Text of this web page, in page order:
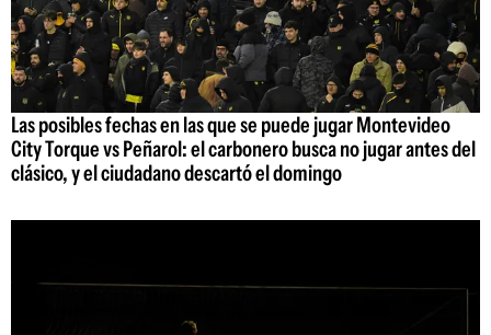
Las posibles fechas en las que se puede jugar Montevideo
City Torque vs Peñarol: el carbonero busca no jugar antes del
clásico, y el ciudadano descartó el domingo